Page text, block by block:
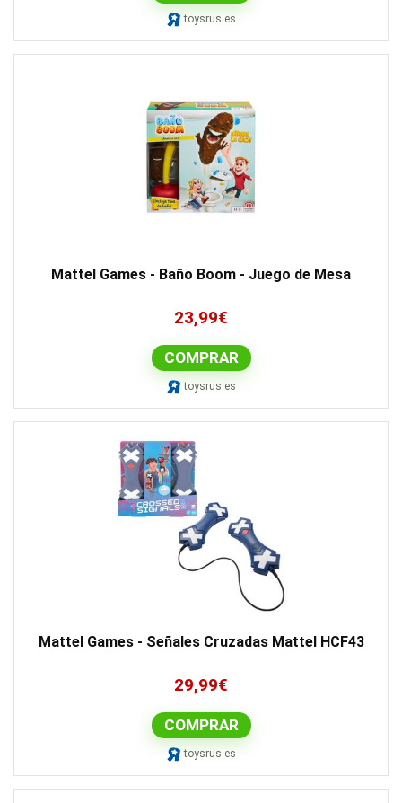
toysrus.es
Mattel Games - Baño Boom - Juego de Mesa
23,99€
COMPRAR
toysrus.es
Mattel Games - Señales Cruzadas Mattel HCF43
29,99€
COMPRAR
toysrus.es